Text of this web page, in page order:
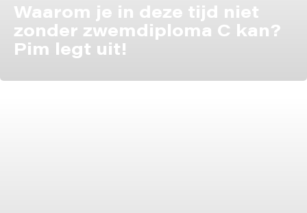
Waarom je in deze tijd niet
zonder zwemdiploma C kan?
Pim legt uit!